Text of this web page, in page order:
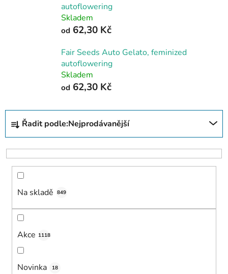
autoflowering
Skladem
od 62,30 Kč
Fair Seeds Auto Gelato, feminized
autoflowering
Skladem
od 62,30 Kč
Ř
z
e
Řadit podle:Nejprodávanější
Na skladě 849
Akce 1118
Novinka 18